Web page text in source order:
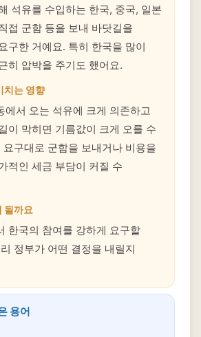
석유를 수입하는 한국, 중국, 일본
접 군함 등을 보내 바닷길을
구한 거예요. 특히 한국을 많이
히 압박을 주기도 했어요.
치는 영향
에서 오는 석유에 크게 의존하고
이 막히면 기름값이 크게 오를 수
요구대로 군함을 보내거나 비용을
적인 세금 부담이 커질 수
될까요
한국의 참여를 강하게 요구할
정부가 어떤 결정을 내릴지
용어